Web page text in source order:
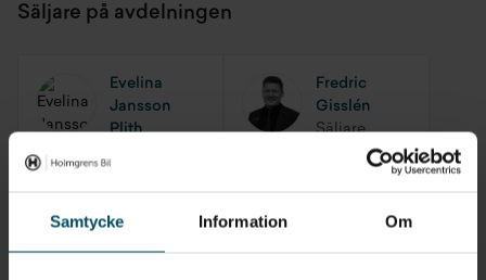
Samtycke Information Om
Lastkapacitet
0 kg
Säljare på avdelningen
Evelina
Jansson
Plith
Fredric
Gisslén
Säljare
Petri